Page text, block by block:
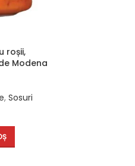
roșii,
Modena
, Sosuri